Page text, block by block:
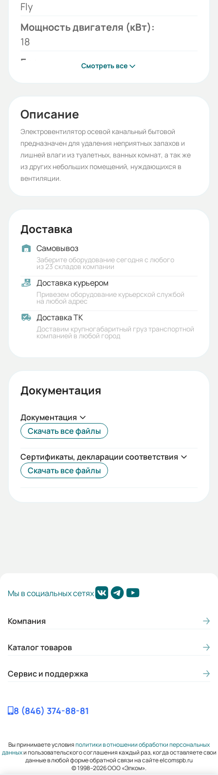
Fly
Мощность двигателя (кВт):
18
Бренд:
3
Срок службы, лет:
5
Вес (кг):
0.55
Смотреть все
Описание
Электровентилятор осевой канальный бытовой
предназначен для удаления неприятных запахов и
лишней влаги из туалетных, ванных комнат, а так же
из других небольших помещений, нуждающихся в
вентиляции.
Доставка
Самовывоз
Заберите оборудование сегодня с любого
из 23 складов компании
Доставка курьером
Привезем оборудование курьерской службой
на любой адрес
Доставка ТК
Доставим крупногабаритный груз транспортной
компанией в любой город
Документация
Документация
Скачать все файлы
Сертификаты, декларации соответствия
Скачать все файлы
Мы в социальных сетях
Компания
Каталог товаров
Сервис и поддержка
8 (846) 374-88-81
Вы принимаете условияполитики в отношении обработки персональных
данныхи пользовательского соглашения каждый раз, когда оставляете свои
данные в любой форме обратной связи на сайте elcomspb.ru
© 1998–2026 ООО «Элком».